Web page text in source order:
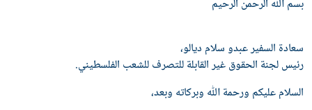
بسم ﷲ الرحمن الرحيم
سعادة السفير عبدو سلام ديالو،
رئيس لجنة الحقوق غير القابلة للتصرف للشعب الفلسطيني.
السلام عليكم ورحمة ﷲ وبركاته وبعد،